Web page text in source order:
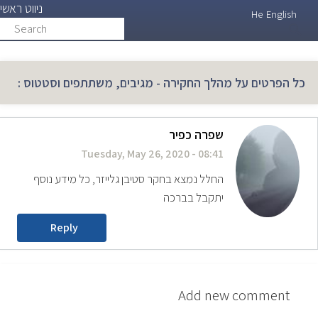
ניווט ראשי
Search
He English
כל הפרטים על מהלך החקירה - מגיבים, משתתפים וסטטוס :
שפרה כפיר
Tuesday, May 26, 2020 - 08:41
החלל נמצא בחקר סטיבן גלייזר, כל מידע נוסף
יתקבל בברכה
Reply
Add new comment